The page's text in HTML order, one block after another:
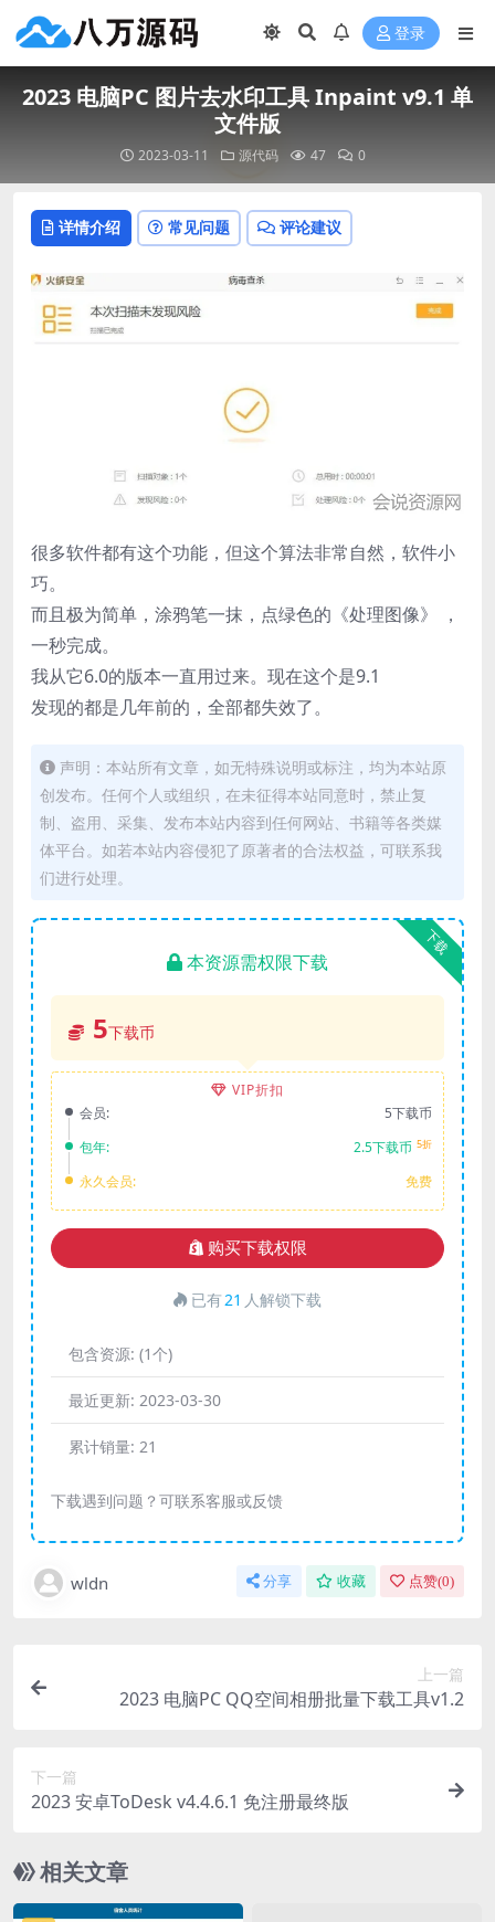
登录
2023 电脑PC 图片去水印工具 Inpaint v9.1 单
文件版
2023-03-11 源代码 47 0
详情介绍 常见问题 评论建议
很多软件都有这个功能，但这个算法非常自然，软件小
巧。
而且极为简单，涂鸦笔一抹，点绿色的《处理图像》 ，
一秒完成。
我从它6.0的版本一直用过来。现在这个是9.1
发现的都是几年前的，全部都失效了。
声明：本站所有文章，如无特殊说明或标注，均为本站原
创发布。任何个人或组织，在未征得本站同意时，禁止复
制、盗用、采集、发布本站内容到任何网站、书籍等各类媒
体平台。如若本站内容侵犯了原著者的合法权益，可联系我
们进行处理。
下载
本资源需权限下载
5下载币
VIP折扣
会员:
5下载币
包年:
2.5下载币 5折
永久会员: 免费
购买下载权限
已有21 人解锁下载
包含资源: (1个)
最近更新: 2023-03-30
累计销量: 21
下载遇到问题？可联系客服或反馈
wldn 分享 收藏 点赞(0)
上一篇
2023 电脑PC QQ空间相册批量下载工具v1.2
下一篇
2023 安卓ToDesk v4.4.6.1 免注册最终版
相关文章